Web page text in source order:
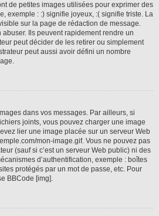
de petites images utilisées pour exprimer des
exemple : :) signifie joyeux, :( signifie triste. La
sur la page de rédaction de message.
abuser. Ils peuvent rapidement rendre un
peut décider de les retirer ou simplement
peut aussi avoir défini un nombre
dans vos messages. Par ailleurs, si
joints, vous pouvez charger une image
lier une image placée sur un serveur Web
mon-image.gif. Vous ne pouvez pas
(sauf si c’est un serveur Web public) ni des
d’authentification, exemple : boîtes
protégés par un mot de passe, etc. Pour
BBCode [img].